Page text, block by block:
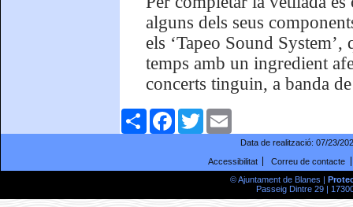
alguns dels seus
els ‘Tapeo Sound
temps amb un ingredient
concerts tinguin, a banda
ComparteixFacebookTwitter
Data de realització: 07/23/
Accessibilitat
Correu de contacte
© Ajuntament de Blanes |
Passeig Dintre 29 |